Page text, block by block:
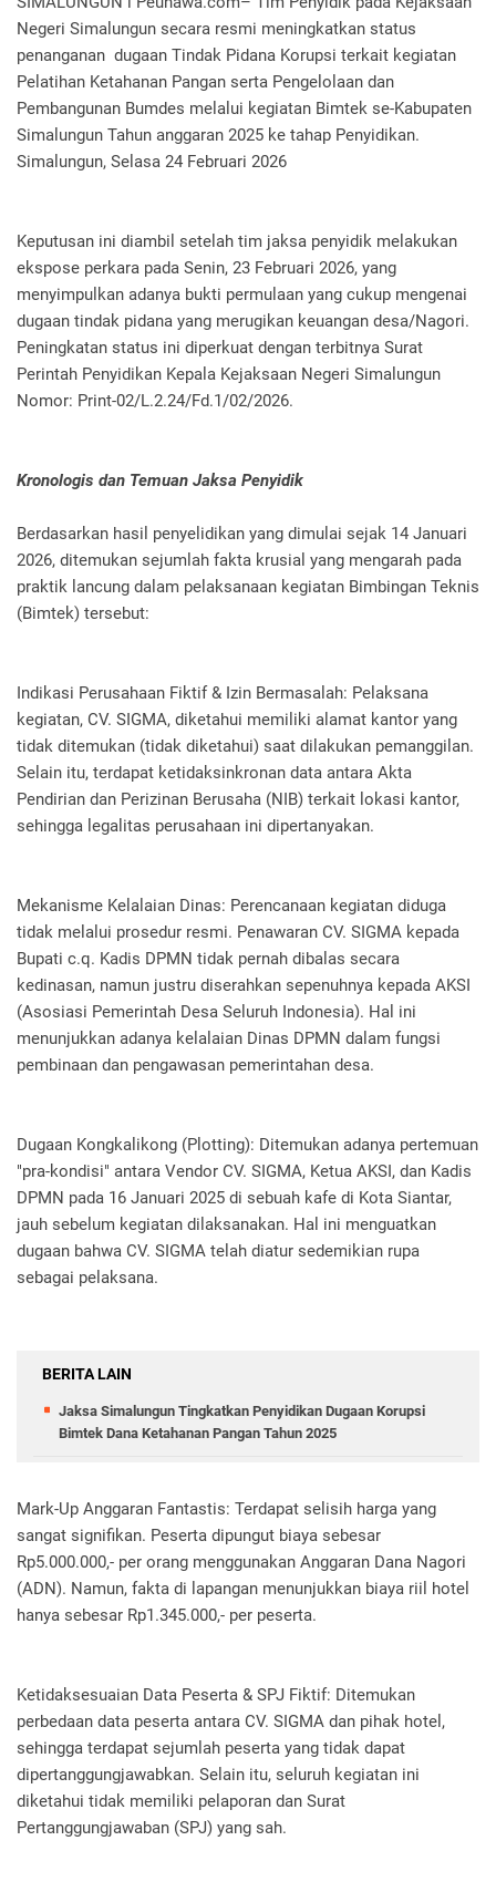
Negeri Simalungun secara resmi meningkatkan status
penanganan dugaan Tindak Pidana Korupsi terkait kegiatan
Pelatihan Ketahanan Pangan serta Pengelolaan dan
Pembangunan Bumdes melalui kegiatan Bimtek se-Kabupaten
Simalungun Tahun anggaran 2025 ke tahap Penyidikan.
Simalungun, Selasa 24 Februari 2026
Keputusan ini diambil setelah tim jaksa penyidik melakukan
ekspose perkara pada Senin, 23 Februari 2026, yang
menyimpulkan adanya bukti permulaan yang cukup mengenai
dugaan tindak pidana yang merugikan keuangan desa/Nagori.
Peningkatan status ini diperkuat dengan terbitnya Surat
Perintah Penyidikan Kepala Kejaksaan Negeri Simalungun
Nomor: Print-02/L.2.24/Fd.1/02/2026.
Kronologis dan Temuan Jaksa Penyidik
Berdasarkan hasil penyelidikan yang dimulai sejak 14 Januari
2026, ditemukan sejumlah fakta krusial yang mengarah pada
praktik lancung dalam pelaksanaan kegiatan Bimbingan Teknis
(Bimtek) tersebut:
Indikasi Perusahaan Fiktif & Izin Bermasalah: Pelaksana
kegiatan, CV. SIGMA, diketahui memiliki alamat kantor yang
tidak ditemukan (tidak diketahui) saat dilakukan pemanggilan.
Selain itu, terdapat ketidaksinkronan data antara Akta
Pendirian dan Perizinan Berusaha (NIB) terkait lokasi kantor,
sehingga legalitas perusahaan ini dipertanyakan.
Mekanisme Kelalaian Dinas: Perencanaan kegiatan diduga
tidak melalui prosedur resmi. Penawaran CV. SIGMA kepada
Bupati c.q. Kadis DPMN tidak pernah dibalas secara
kedinasan, namun justru diserahkan sepenuhnya kepada AKSI
(Asosiasi Pemerintah Desa Seluruh Indonesia). Hal ini
menunjukkan adanya kelalaian Dinas DPMN dalam fungsi
pembinaan dan pengawasan pemerintahan desa.
Dugaan Kongkalikong (Plotting): Ditemukan adanya pertemuan
"pra-kondisi" antara Vendor CV. SIGMA, Ketua AKSI, dan Kadis
DPMN pada 16 Januari 2025 di sebuah kafe di Kota Siantar,
jauh sebelum kegiatan dilaksanakan. Hal ini menguatkan
dugaan bahwa CV. SIGMA telah diatur sedemikian rupa
sebagai pelaksana.
BERITA LAIN
Jaksa Simalungun Tingkatkan Penyidikan Dugaan Korupsi
Bimtek Dana Ketahanan Pangan Tahun 2025
Mark-Up Anggaran Fantastis: Terdapat selisih harga yang
sangat signifikan. Peserta dipungut biaya sebesar
Rp5.000.000,- per orang menggunakan Anggaran Dana Nagori
(ADN). Namun, fakta di lapangan menunjukkan biaya riil hotel
hanya sebesar Rp1.345.000,- per peserta.
Ketidaksesuaian Data Peserta & SPJ Fiktif: Ditemukan
perbedaan data peserta antara CV. SIGMA dan pihak hotel,
sehingga terdapat sejumlah peserta yang tidak dapat
dipertanggungjawabkan. Selain itu, seluruh kegiatan ini
diketahui tidak memiliki pelaporan dan Surat
Pertanggungjawaban (SPJ) yang sah.